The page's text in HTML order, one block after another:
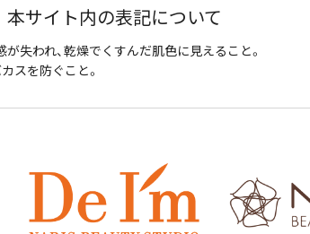
本サイト内の表記について
失われ、乾燥でくすんだ肌色に見えること。
スを防ぐこと。